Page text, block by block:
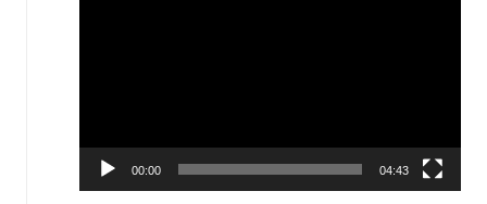
00:00 04:43